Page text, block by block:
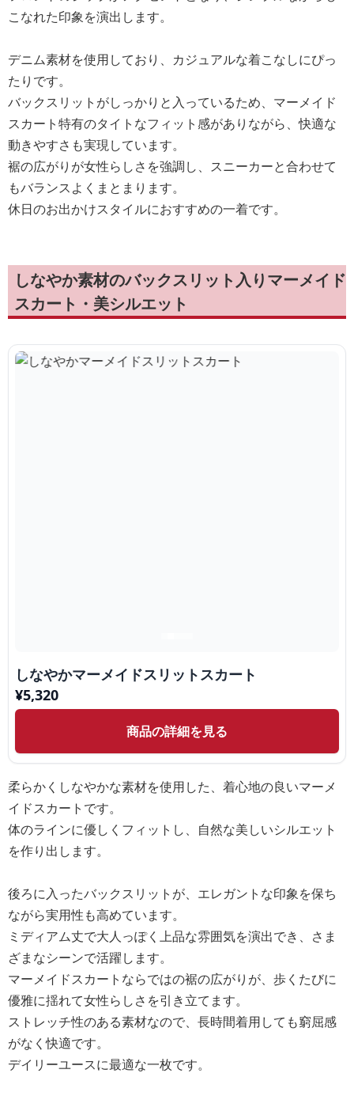
こなれた印象を演出します。
デニム素材を使用しており、カジュアルな着こなしにぴっ
たりです。
バックスリットがしっかりと入っているため、マーメイド
スカート特有のタイトなフィット感がありながら、快適な
動きやすさも実現しています。
裾の広がりが女性らしさを強調し、スニーカーと合わせて
もバランスよくまとまります。
休日のお出かけスタイルにおすすめの一着です。
しなやか素材のバックスリット入りマーメイド
スカート・美シルエット
しなやかマーメイドスリットスカート
¥5,320
商品の詳細を見る
柔らかくしなやかな素材を使用した、着心地の良いマーメ
イドスカートです。
体のラインに優しくフィットし、自然な美しいシルエット
を作り出します。
後ろに入ったバックスリットが、エレガントな印象を保ち
ながら実用性も高めています。
ミディアム丈で大人っぽく上品な雰囲気を演出でき、さま
ざまなシーンで活躍します。
マーメイドスカートならではの裾の広がりが、歩くたびに
優雅に揺れて女性らしさを引き立てます。
ストレッチ性のある素材なので、長時間着用しても窮屈感
がなく快適です。
デイリーユースに最適な一枚です。